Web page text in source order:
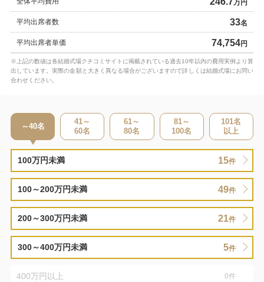
万円
平均出席者数 33名
平均出席者単価 74,754円
※上記の数値は各結婚式場クチコミサイトに掲載されている過去10年以内の費用実例より算
出しています。実際の金額と大きく異なる場合がございますので詳しくは結婚式場にお問い
合わせください。
～40名
41～
60名
61～
80名
81～
100名
101名
以上
100万円未満 15件
100～200万円未満 49件
200～300万円未満 21件
300～400万円未満 5件
400万円以上 0件